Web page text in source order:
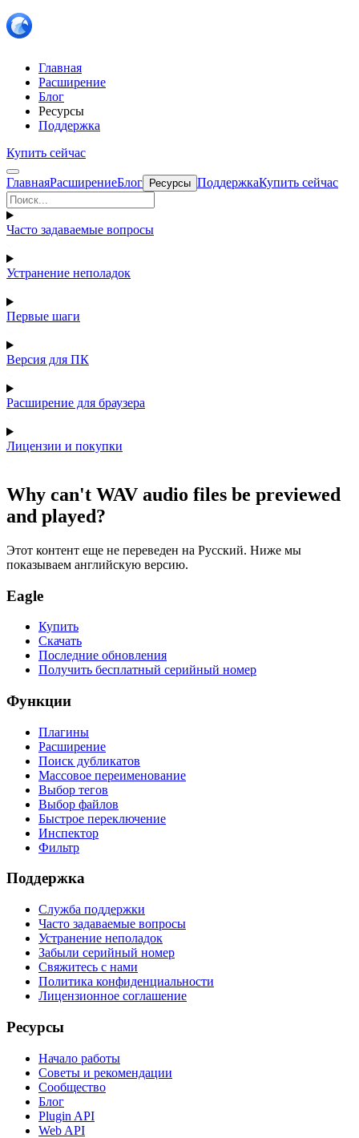
Главная
Расширение
Блог
Ресурсы
Поддержка
Купить сейчас
ГлавнаяРасширениеБлог Ресурсы ПоддержкаКупить сейчас
Часто задаваемые вопросы
Устранение неполадок
Первые шаги
Версия для ПК
Расширение для браузера
Лицензии и покупки
Why can't WAV audio files be previewed
and played?
Этот контент еще не переведен на Русский. Ниже мы
показываем английскую версию.
Eagle
Купить
Скачать
Последние обновления
Получить бесплатный серийный номер
Функции
Плагины
Расширение
Поиск дубликатов
Массовое переименование
Выбор тегов
Выбор файлов
Быстрое переключение
Инспектор
Фильтр
Поддержка
Служба поддержки
Часто задаваемые вопросы
Устранение неполадок
Забыли серийный номер
Свяжитесь с нами
Политика конфиденциальности
Лицензионное соглашение
Ресурсы
Начало работы
Советы и рекомендации
Сообщество
Блог
Plugin API
Web API